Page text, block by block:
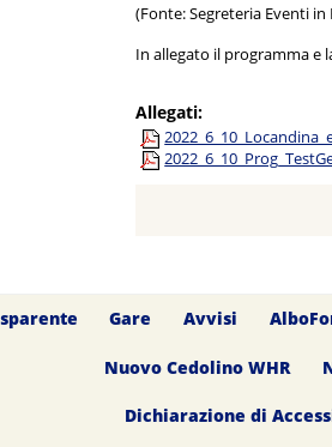
(Fonte: Segreteria Eventi in
In allegato il programma e
Allegati:
Gare Avvisi
Nuovo Cedolino WHR
Dichiarazione di